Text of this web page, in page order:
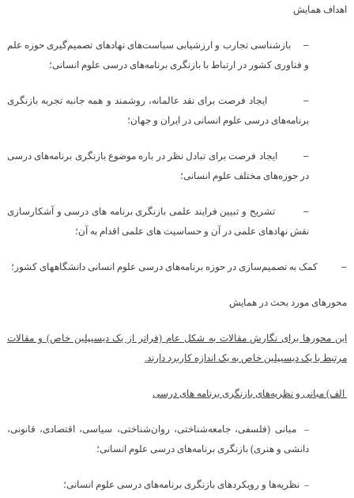
اهداف همایش
–بازشناسی تجارب و ارزشیابی سیاست‌های نهادهای تصمیم‌گیری حوزه علم
و فناوری کشور در ارتباط با بازنگری برنامه‌های درسی علوم انسانی؛
–
ایجاد فرصت برای نقد عالمانه، روشمند و همه جانبه تجربه بازنگری
برنامه‌های درسی علوم انسانی در ایران و جهان؛
–ایجاد فرصت برای تبادل نظر در باره موضوع بازنگری برنامه‌های درسی
در حوزه‌های مختلف علوم انسانی؛
–تشریح و تبیین فرایند علمی بازنگری برنامه های درسی و آشکارسازی
نقش نهادهای علمی در آن و حساسیت های علمی اقدام به آن؛
– کمک به تصمیم‌سازی در حوزه برنامه‌های درسی علوم انسانی دانشگاههای کشور؛
محورهای مورد بحث در همایش
این محورها برای نگارش مقالات به شکل عام (فراتر از یک دیسیپلین خاص) و مقالات
مرتبط با یک دیسیپلین خاص به یک اندازه کاربرد دارند.
الف) مبانی و نظریه‌های بازنگری برنامه های درسی
–مبانی (فلسفی، جامعه‌شناختی، روان‌شناختی، سیاسی، اقتصادی، قانونی،
دانشی و هنری) بازنگری برنامه‌های درسی علوم انسانی؛
– نظریه‌ها و رویکردهای بازنگری برنامه‌های درسی علوم انسانی؛